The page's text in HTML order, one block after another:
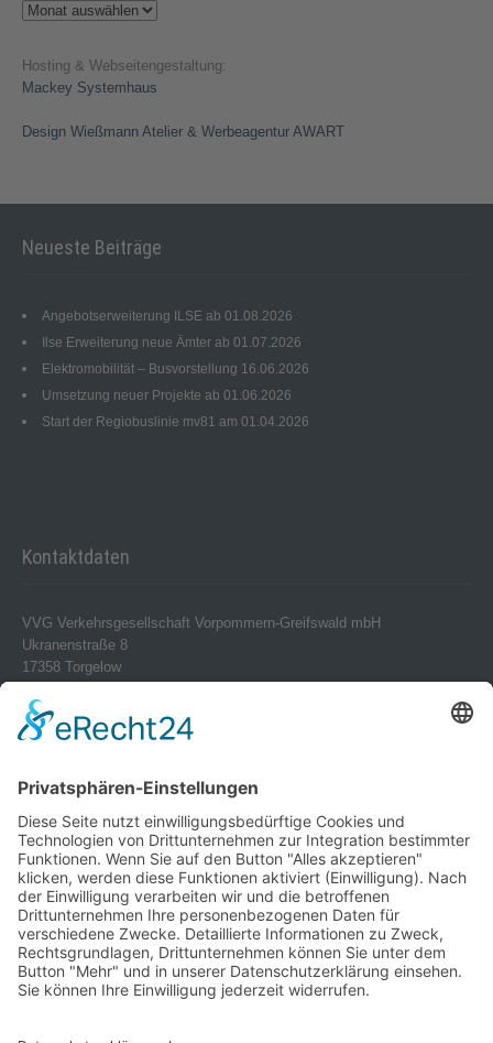
Archiv
Hosting & Webseitengestaltung:
Mackey Systemhaus
Design Wießmann Atelier & Werbeagentur AWART
Neueste Beiträge
Angebotserweiterung ILSE ab 01.08.2026
Ilse Erweiterung neue Ämter ab 01.07.2026
Elektromobilität – Busvorstellung 16.06.2026
Umsetzung neuer Projekte ab 01.06.2026
Start der Regiobuslinie mv81 am 01.04.2026
Kontaktdaten
VVG Verkehrsgesellschaft Vorpommern-Greifswald mbH
Ukranenstraße 8
17358 Torgelow
Telefax 0 39 76 – 24 02 24
info@vvg-bus.de
Betriebshof Pasewalk
Torgelower Str. 18
17309 Pasewalk
Betriebshof Jarmen
Demminer Str. 43
17126 Jarmen
Telefon 03 99 97 – 1 03 08
Telefax 03 99 97 – 1 03 18
jarmen@vvg-bus.de
Verwendung von Cookies
Um unsere Website für Sie optimal
zu gestalten und fortlaufend